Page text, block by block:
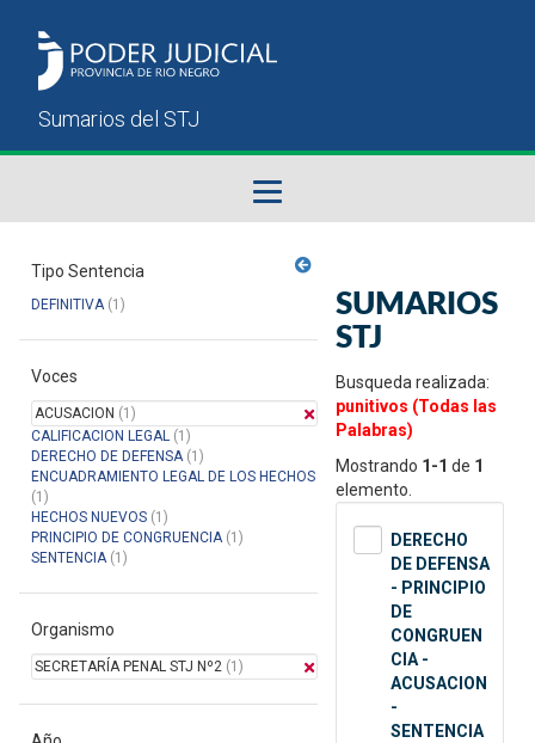
Sumarios del STJ
Manual del Usuario
Tipo Sentencia
DEFINITIVA(1)
Voces
ACUSACION (1)
CALIFICACION LEGAL (1)
DERECHO DE DEFENSA(1)
ENCUADRAMIENTO LEGAL DE LOS HECHOS
(1)
HECHOS NUEVOS (1)
PRINCIPIO DE CONGRUENCIA(1)
SENTENCIA(1)
Organismo
SECRETARÍA PENAL STJ Nº2 (1)
SUMARIOS
STJ
Busqueda realizada:
punitivos (Todas las
Palabras)
Mostrando 1-1 de 1
elemento.
DERECHO
DE DEFENSA
- PRINCIPIO
DE
CONGRUEN
CIA -
ACUSACION
-
SENTENCIA